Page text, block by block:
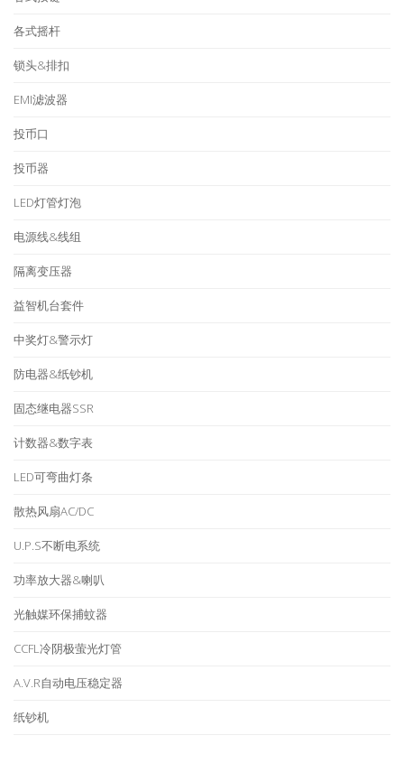
各式摇杆
锁头&排扣
EMI滤波器
投币口
投币器
LED灯管灯泡
电源线&线组
隔离变压器
益智机台套件
中奖灯&警示灯
防电器&纸钞机
固态继电器SSR
计数器&数字表
LED可弯曲灯条
散热风扇AC/DC
U.P.S不断电系统
功率放大器&喇叭
光触媒环保捕蚊器
CCFL冷阴极萤光灯管
A.V.R自动电压稳定器
纸钞机